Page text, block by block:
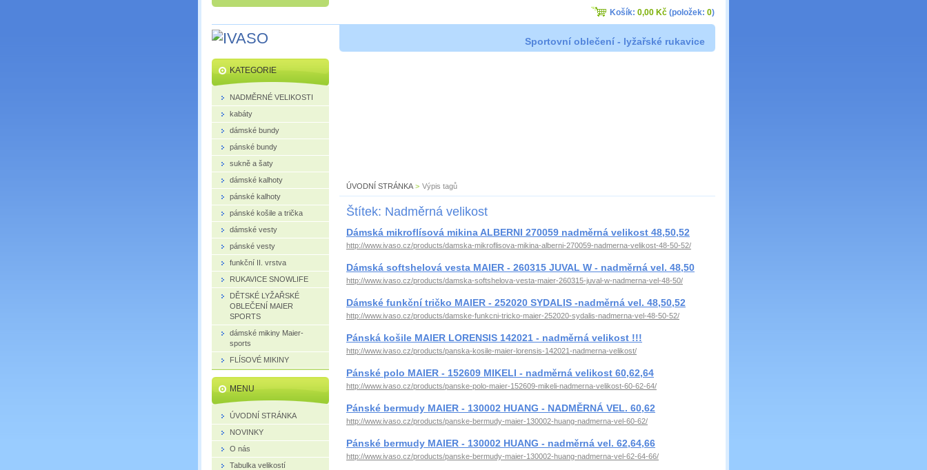
Sportovní oblečení - lyžařské rukavice
ÚVODNÍ STRÁNKA > Výpis tagů
Štítek: Nadměrná velikost
Dámská mikroflísová mikina ALBERNI 270059 nadměrná velikost 48,50,52
http://www.ivaso.cz/products/damska-mikroflisova-mikina-alberni-270059-nadmerna-velikost-48-50-52/
Dámská softshelová vesta MAIER - 260315 JUVAL W - nadměrná vel. 48,50
http://www.ivaso.cz/products/damska-softshelova-vesta-maier-260315-juval-w-nadmerna-vel-48-50/
Dámské funkční tričko MAIER - 252020 SYDALIS -nadměrná vel. 48,50,52
http://www.ivaso.cz/products/damske-funkcni-tricko-maier-252020-sydalis-nadmerna-vel-48-50-52/
Pánská košile MAIER LORENSIS 142021 - nadměrná velikost !!!
http://www.ivaso.cz/products/panska-kosile-maier-lorensis-142021-nadmerna-velikost/
Pánské polo MAIER - 152609 MIKELI - nadměrná velikost 60,62,64
http://www.ivaso.cz/products/panske-polo-maier-152609-mikeli-nadmerna-velikost-60-62-64/
Pánské bermudy MAIER - 130002 HUANG - NADMĚRNÁ VEL. 60,62
http://www.ivaso.cz/products/panske-bermudy-maier-130002-huang-nadmerna-vel-60-62/
Pánské bermudy MAIER - 130002 HUANG - nadměrná vel. 62,64,66
http://www.ivaso.cz/products/panske-bermudy-maier-130002-huang-nadmerna-vel-62-64-66/
KATEGORIE
NADMĚRNÉ VELIKOSTI
kabáty
dámské bundy
pánské bundy
sukně a šaty
dámské kalhoty
pánské kalhoty
pánské košile a trička
dámské vesty
pánské vesty
funkční II. vrstva
RUKAVICE SNOWLIFE
DĚTSKÉ LYŽAŘSKÉ
OBLEČENÍ MAIER
SPORTS
dámské mikiny Maier-
sports
FLÍSOVÉ MIKINY
MENU
ÚVODNÍ STRÁNKA
NOVINKY
O nás
Tabulka velikostí
Košík: 0,00 Kč (položek: 0)